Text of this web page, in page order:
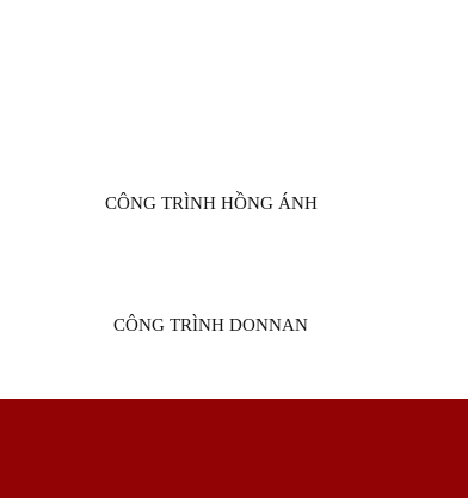
CÔNG TRÌNH HỒNG ÁNH
CÔNG TRÌNH DONNAN